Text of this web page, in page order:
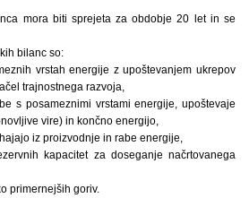
mora biti sprejeta za obdobje 20 let in se
bilanc so:
vrstah energije z upoštevanjem ukrepov
trajnostnega razvoja,
s posameznimi vrstami energije, upoštevaje
vire) in končno energijo,
iz proizvodnje in rabe energije,
kapacitet za doseganje načrtovanega
primernejših goriv.